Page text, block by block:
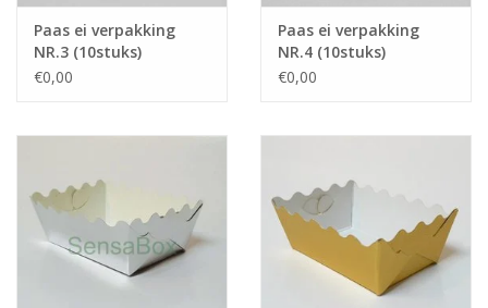
Paas ei verpakking
NR.3 (10stuks)
€0,00
Paas ei verpakking
NR.4 (10stuks)
€0,00